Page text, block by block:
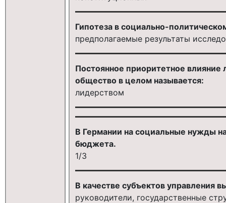
Гипотеза в социально-
предполагаемые результаты
Постоянное приоритетное влияние
общество в целом называется:
лидерством
В Германии на социальные нужды
бюджета.
1/3
В качестве субъектов управления
руководители, государственные